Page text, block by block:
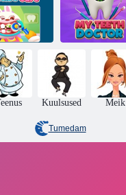
Uskumatu laste
hambaarst
panda
hooldus
Minu hambad
arst
Kuulsused Meik
Tumedam